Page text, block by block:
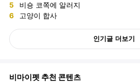
5 비숑 코쪽에 알러지
6 고양이 합사
인기글 더보기
비마이펫 추천 콘텐츠